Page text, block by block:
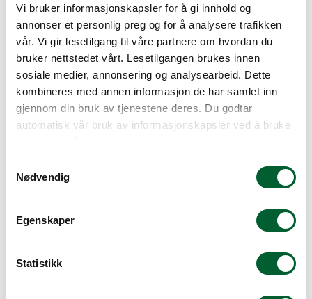
Vi bruker informasjonskapsler for å gi innhold og
annonser et personlig preg og for å analysere trafikken
vår. Vi gir lesetilgang til våre partnere om hvordan du
bruker nettstedet vårt. Lesetilgangen brukes innen
sosiale medier, annonsering og analysearbeid. Dette
kombineres med annen informasjon de har samlet inn
gjennom din bruk av tjenestene deres. Du godtar
automatisk vår bruk av informasjonskapsler ved å bruke
Nødvendig
Egenskaper
Statistikk
GROGREEN
RHODODENDRON
GROGREEN
RHODODENDRON
DISPLAY